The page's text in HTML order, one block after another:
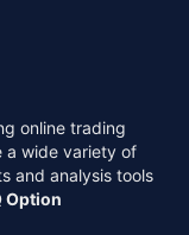
online trading
a wide variety of
and analysis tools
Option